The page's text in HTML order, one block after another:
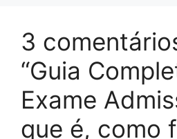
3
“Guia
Exame
que é, como